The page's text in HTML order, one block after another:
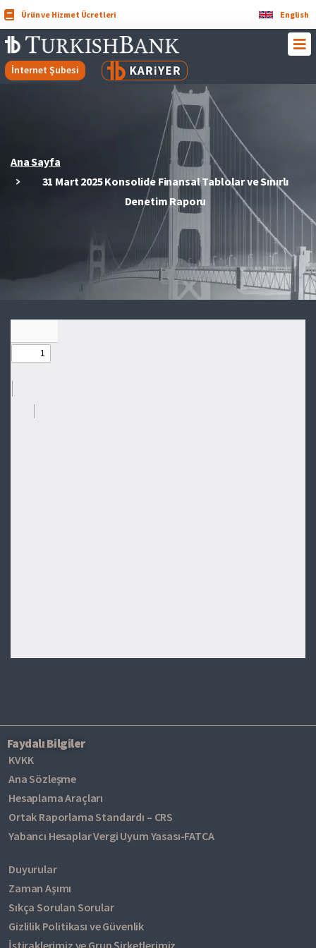
English
Ürün ve Hizmet Ücretleri
İnternet Şubesi
Ana Sayfa
31 Mart 2025 Konsolide Finansal Tablolar ve Sınırlı
Denetim Raporu
Faydalı Bilgiler
KVKK
Ana Sözleşme
Hesaplama Araçları
Ortak Raporlama Standardı – CRS
Yabancı Hesaplar Vergi Uyum Yasası-FATCA
Duyurular
Zaman Aşımı
Sıkça Sorulan Sorular
Gizlilik Politikası ve Güvenlik
İştiraklerimiz ve Grup Şirketlerimiz